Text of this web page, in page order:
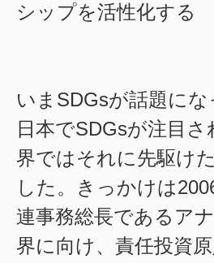
シップを活性化する
いまSDGsが話題に
日本でSDGsが注目
界ではそれに先駆け
した。きっかけは
連事務総長であるア
界に向け、責任投資